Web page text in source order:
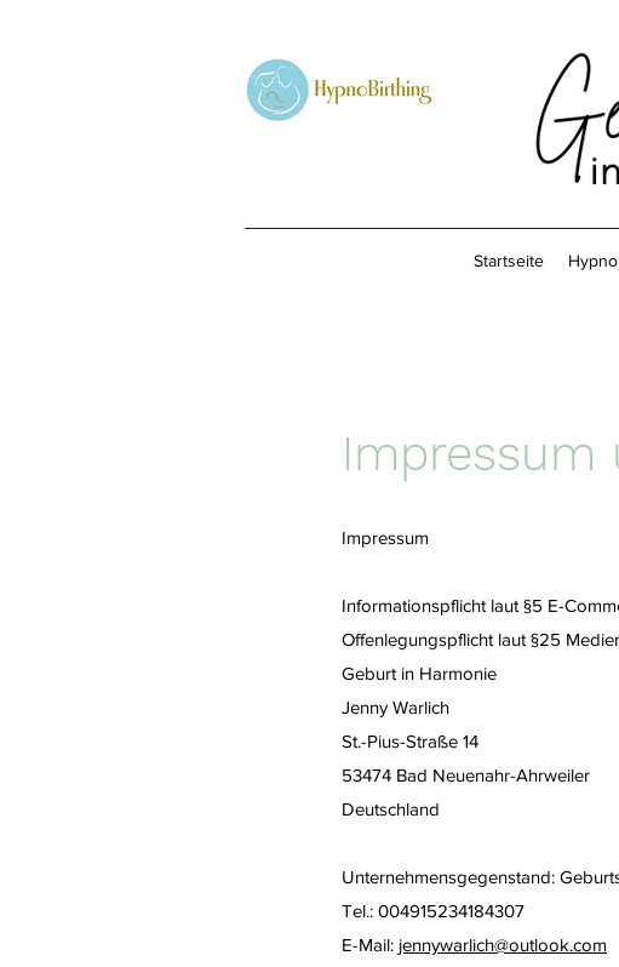
Startseite
Impressum
Impressum
Informationspflicht laut §5 E-
Offenlegungspflicht laut §25
Geburt in Harmonie
Jenny Warlich
St.-Pius-Straße 14
53474 Bad Neuenahr-Ahrweiler
Deutschland
Unternehmensgegenstand:
Tel.: 004915234184307
E-Mail: jennywarlich@outlook.com